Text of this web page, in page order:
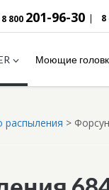
8 800 201-96-30 | 8
Моющие
распыления >